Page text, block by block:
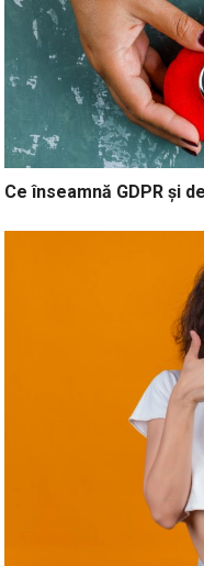
Ce înseamnă GDPR și